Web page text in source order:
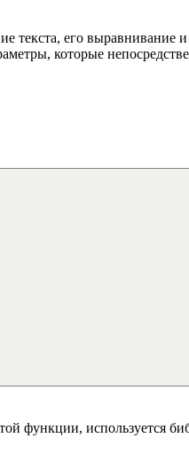
текста, его
которые
функции, используется